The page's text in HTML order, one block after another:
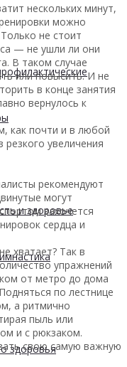
и здоровье
здоровья
нескольких минут,
можно
не стоит
— не ушли ли они
В таком случае
или повысить. И не
в конце занятия
вернулось к
как почти и в любой
увеличения
рекомендуют
могут
захочется
сердца и
хватает? Так в
упражнений
от метро до дома
по лестнице
а ритмично
пыль или
и с рюкзаком.
свою самую важную